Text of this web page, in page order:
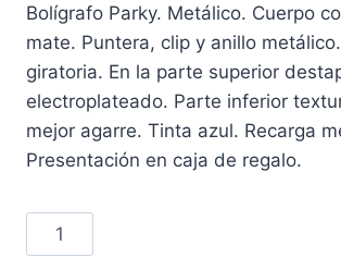
Bolígrafo Parky. Metálico. Cuerpo
mate. Puntera, clip y anillo
giratoria. En la parte superior
electroplateado. Parte inferior
mejor agarre. Tinta azul. Recarga
Presentación en caja de regalo.